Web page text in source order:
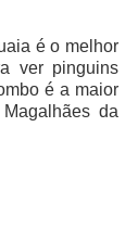
é o melhor
ver pinguins
é a maior
da